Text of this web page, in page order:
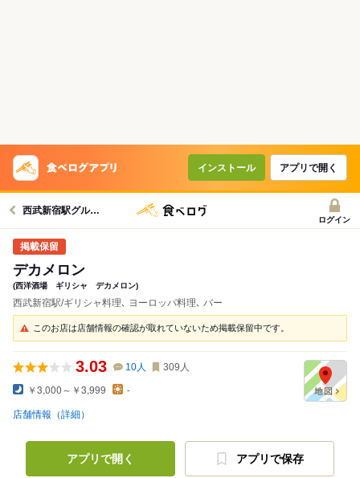
インストール アプリで開く
西武新宿駅グルメへ
ログイン
デカメロン
(西洋酒場 ギリシャ デカメロン)
西武新宿駅/ギリシャ料理､ ヨーロッパ料理､ バー
このお店は店舗情報の確認が取れていないため掲載保留中です。
3.03 10人 309 人
￥3,000～￥3,999 -
店舗情報（詳細）
アプリで開く アプリで保存